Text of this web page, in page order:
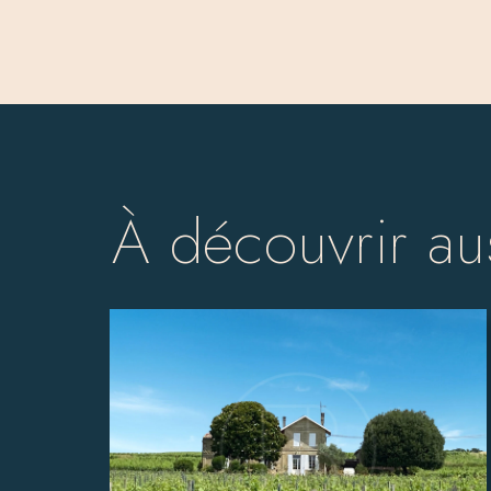
À découvrir